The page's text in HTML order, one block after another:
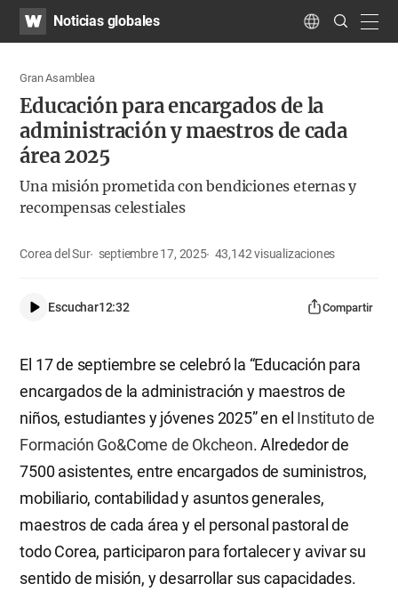
WATVNoticias globales Language
Search
Submit
Gran Asamblea
Educación para encargados de la
administración y maestros de cada
área 2025
Una misión prometida con bendiciones eternas y
recompensas celestiales
Corea del Sur septiembre 17, 2025 43,142visualizaciones
Escuchar12:32 Compartir
El 17 de septiembre se celebró la “Educación para
encargados de la administración y maestros de
niños, estudiantes y jóvenes 2025” en el Instituto de
Formación Go&Come de Okcheon. Alrededor de
7500 asistentes, entre encargados de suministros,
mobiliario, contabilidad y asuntos generales,
maestros de cada área y el personal pastoral de
todo Corea, participaron para fortalecer y avivar su
sentido de misión, y desarrollar sus capacidades.